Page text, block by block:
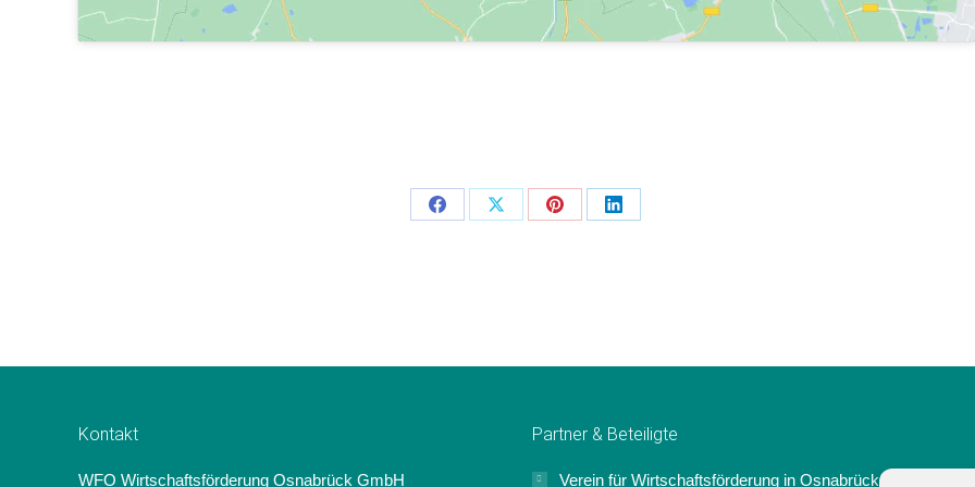
Teilen
Teilen
Teilen
Teilen
Kontakt
WFO Wirtschaftsförderung Osnabrück GmbH
Partner & Beteiligte
Verein für Wirtschaftsförderung in Osnabrück e.V.